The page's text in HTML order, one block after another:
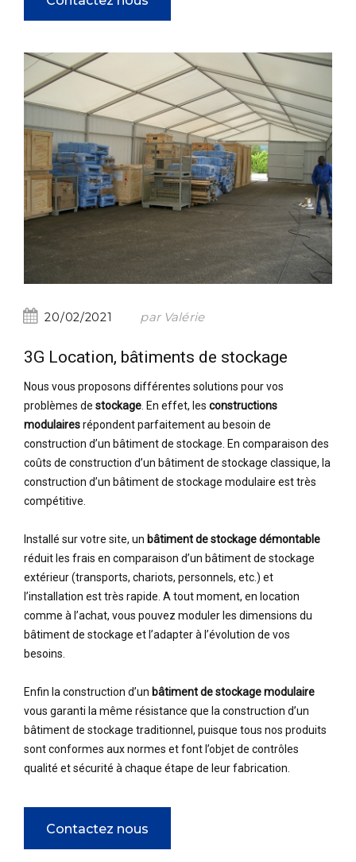
20/02/2021 par Valérie
3G Location, bâtiments de stockage
Nous vous proposons différentes solutions pour vos
problèmes de stockage . En effet, les constructions
modulairesrépondent parfaitement au besoin de
construction d’un bâtiment de stockage. En comparaison des
coûts de construction d’un bâtiment de stockage classique, la
construction d’un bâtiment de stockage modulaire est très
compétitive.
Installé sur votre site, un bâtiment de stockage démontable
réduit les frais en comparaison d’un bâtiment de stockage
extérieur (transports, chariots, personnels, etc.) et
l’installation est très rapide. A tout moment, en location
comme à l’achat, vous pouvez moduler les dimensions du
bâtiment de stockage et l’adapter à l’évolution de vos
besoins.
Enfin la construction d’un bâtiment de stockage modulaire
vous garanti la même résistance que la construction d’un
bâtiment de stockage traditionnel, puisque tous nos produits
sont conformes aux normes et font l’objet de contrôles
qualité et sécurité à chaque étape de leur fabrication.
Contactez nous